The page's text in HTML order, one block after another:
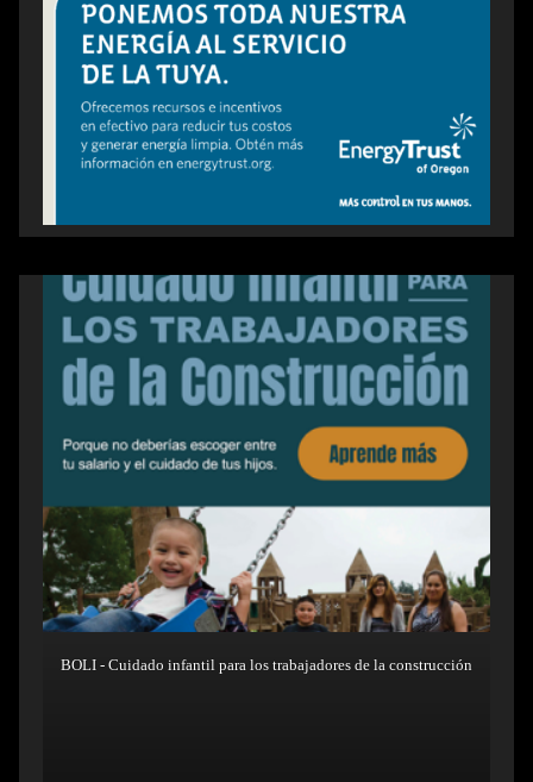
BOLI - Cuidado infantil para los trabajadores de la construcción